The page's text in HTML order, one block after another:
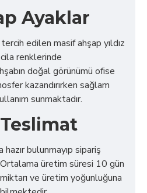
Ayaklar
edilen masif ahşap yıldız
renklerinde
doğal görünümü ofise
kazandırırken sağlam
sunmaktadır.
bulunmayıp sipariş
üretim süresi 10 gün
ve üretim yoğunluğuna